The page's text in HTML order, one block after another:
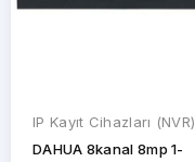
IP Kayıt Cihazları (NVR)
DAHUA 8kanal 8mp 1-